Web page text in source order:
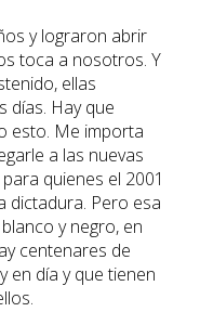
y lograron abrir
toca a nosotros. Y
ellas
días. Hay que
esto. Me importa
a las nuevas
quienes el 2001
dictadura. Pero esa
y negro, en
centenares de
en día y que tienen